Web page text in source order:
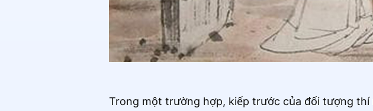
Trong một trường hợp, kiếp trước của đối tượng